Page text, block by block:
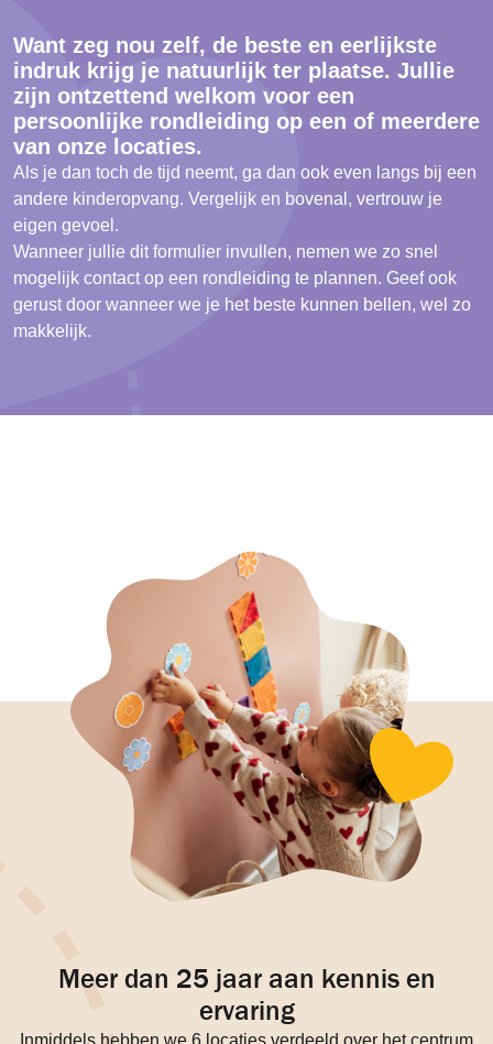
Want zeg nou zelf, de beste en eerlijkste
indruk krijg je natuurlijk ter plaatse. Jullie
zijn ontzettend welkom voor een
persoonlijke rondleiding op een of meerdere
van onze locaties.
Als je dan toch de tijd neemt, ga dan ook even langs bij een
andere kinderopvang. Vergelijk en bovenal, vertrouw je
eigen gevoel.
Wanneer jullie dit formulier invullen, nemen we zo snel
mogelijk contact op een rondleiding te plannen. Geef ook
gerust door wanneer we je het beste kunnen bellen, wel zo
makkelijk.
Meer dan 25 jaar aan kennis en
ervaring
Inmiddels hebben we 6 locaties verdeeld over het centrum